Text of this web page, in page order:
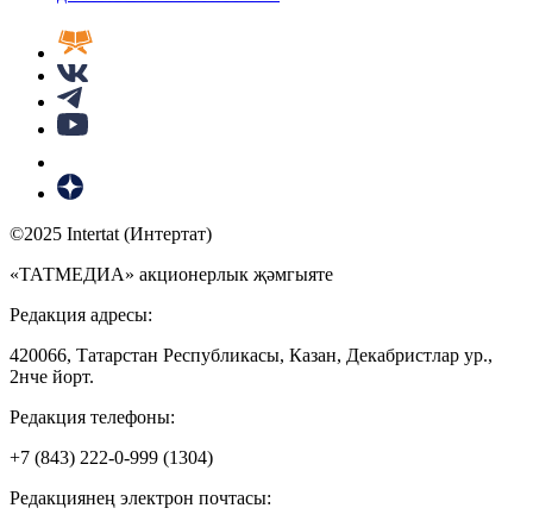
©2025 Intertat (Интертат)
«ТАТМЕДИА» акционерлык җәмгыяте
Редакция адресы:
420066, Татарстан Республикасы, Казан, Декабристлар ур.,
2нче йорт.
Редакция телефоны:
+7 (843) 222-0-999 (1304)
Редакциянең электрон почтасы: